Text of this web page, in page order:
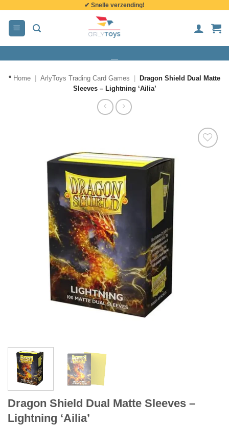
inhoud
✔ Snelle verzending!
* Home ArlyToys Trading Card Games
Dragon Shield Dual Matte
Sleeves – Lightning ‘Ailia’
Dragon Shield Dual Matte Sleeves –
Lightning ‘Ailia’